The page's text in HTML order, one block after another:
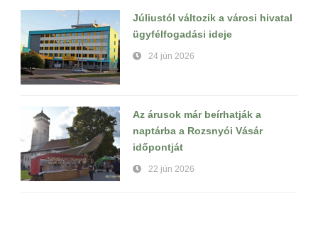
Júliustól változik a városi hivatal
ügyfélfogadási ideje
24 jún 2026
Az árusok már beírhatják a
naptárba a Rozsnyói Vásár
időpontját
22 jún 2026